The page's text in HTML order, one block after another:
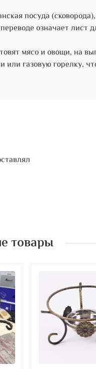
посуда
означает лист
мясо и овощи, на
или газовую горелку,
товары